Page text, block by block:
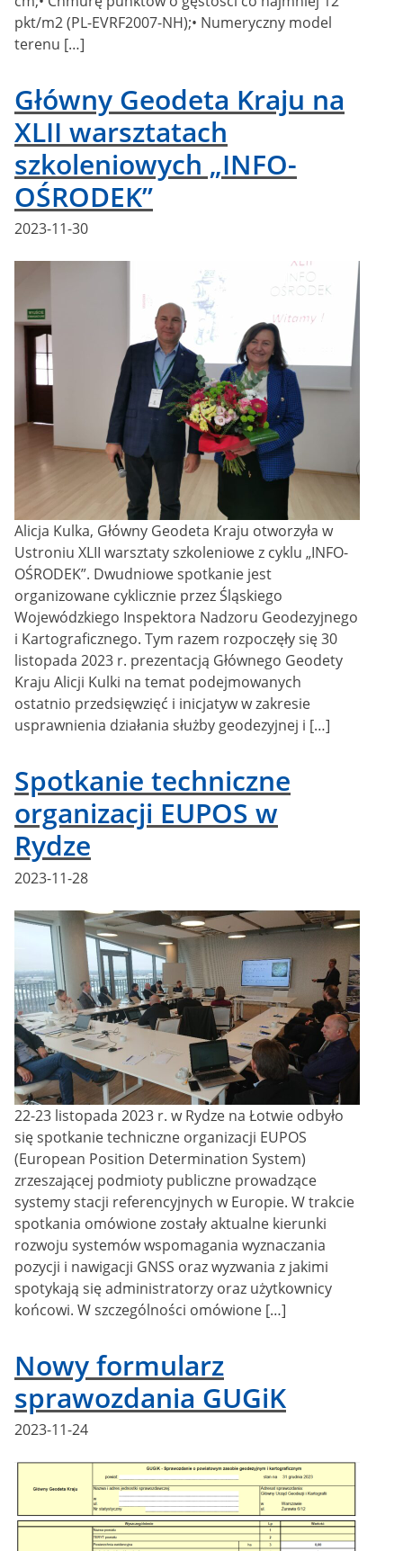
pkt/m2 (PL-EVRF2007-NH);• Numeryczny model
terenu […]
Główny Geodeta Kraju na
XLII warsztatach
szkoleniowych „INFO-
OŚRODEK”
Posted
2023-11-30
Alicja Kulka, Główny Geodeta Kraju otworzyła w
Ustroniu XLII warsztaty szkoleniowe z cyklu „INFO-
OŚRODEK”. Dwudniowe spotkanie jest
organizowane cyklicznie przez Śląskiego
Wojewódzkiego Inspektora Nadzoru Geodezyjnego
i Kartograficznego. Tym razem rozpoczęły się 30
listopada 2023 r. prezentacją Głównego Geodety
Kraju Alicji Kulki na temat podejmowanych
ostatnio przedsięwzięć i inicjatyw w zakresie
usprawnienia działania służby geodezyjnej i […]
Spotkanie techniczne
organizacji EUPOS w
Rydze
Posted
2023-11-28
22-23 listopada 2023 r. w Rydze na Łotwie odbyło
się spotkanie techniczne organizacji EUPOS
(European Position Determination System)
zrzeszającej podmioty publiczne prowadzące
systemy stacji referencyjnych w Europie. W trakcie
spotkania omówione zostały aktualne kierunki
rozwoju systemów wspomagania wyznaczania
pozycji i nawigacji GNSS oraz wyzwania z jakimi
spotykają się administratorzy oraz użytkownicy
końcowi. W szczególności omówione […]
Nowy formularz
sprawozdania GUGiK
Posted
2023-11-24